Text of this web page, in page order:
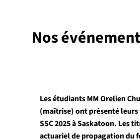
Nos
Les étudiants MM Orelien
(maîtrise) ont présenté leurs
SSC 2025 à Saskatoon. Les
actuariel de propagation du